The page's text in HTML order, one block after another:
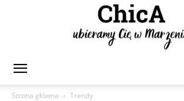
Strona główna
Trendy